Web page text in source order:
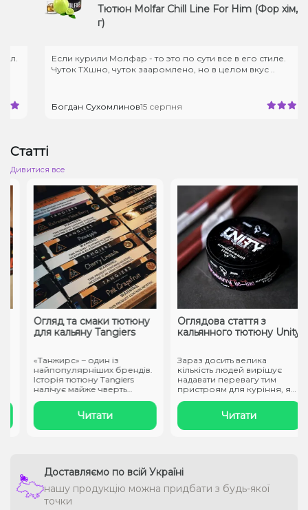
Тютюн Molfar Chill Line For Him (Фор хім, 40
Если курили Молфар - то это по сути все в его стиле.
Чуток ТХшно, чуток зааромлено, но в целом вкус ..
Богдан Сухомлинов15 серпня
Статті
Дивитися все
Огляд та смаки тютюну
для кальяну Tangiers
«Танжирс» – один із
найпопулярніших брендів.
Історія тютюну Tangiers
налічує майже чверть
Читати
Оглядова стаття з
кальянного тютюну Unity
Зараз досить велика
кількість людей вирішує
надавати перевагу тим
пристроям для куріння, які
Читати
Доставляємо по всій Україні
нашу продукцію можна придбати з будь-якої
точки